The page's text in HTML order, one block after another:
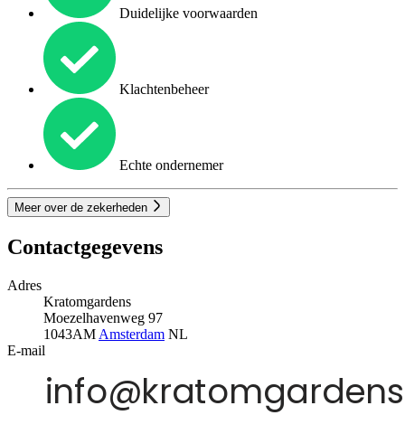
Duidelijke voorwaarden
Klachtenbeheer
Echte ondernemer
Meer over de zekerheden
Contactgegevens
Adres
Kratomgardens
Moezelhavenweg 97
1043AM Amsterdam NL
E-mail